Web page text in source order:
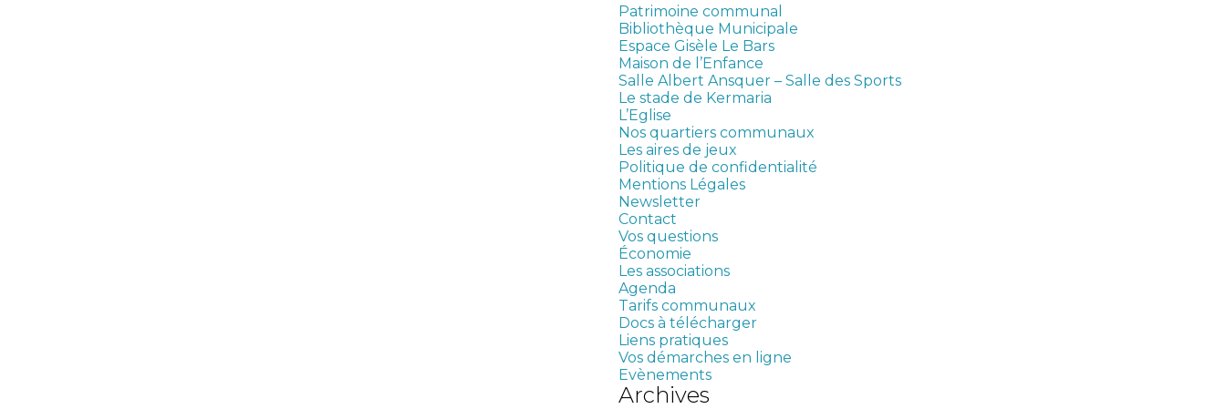
Patrimoine communal
Bibliothèque Municipale
Espace Gisèle Le Bars
Maison de l’Enfance
Salle Albert Ansquer – Salle des Sports
Le stade de Kermaria
L’Eglise
Nos quartiers communaux
Les aires de jeux
Politique de confidentialité
Mentions Légales
Newsletter
Contact
Vos questions
Économie
Les associations
Agenda
Tarifs communaux
Docs à télécharger
Liens pratiques
Vos démarches en ligne
Evènements
Archives